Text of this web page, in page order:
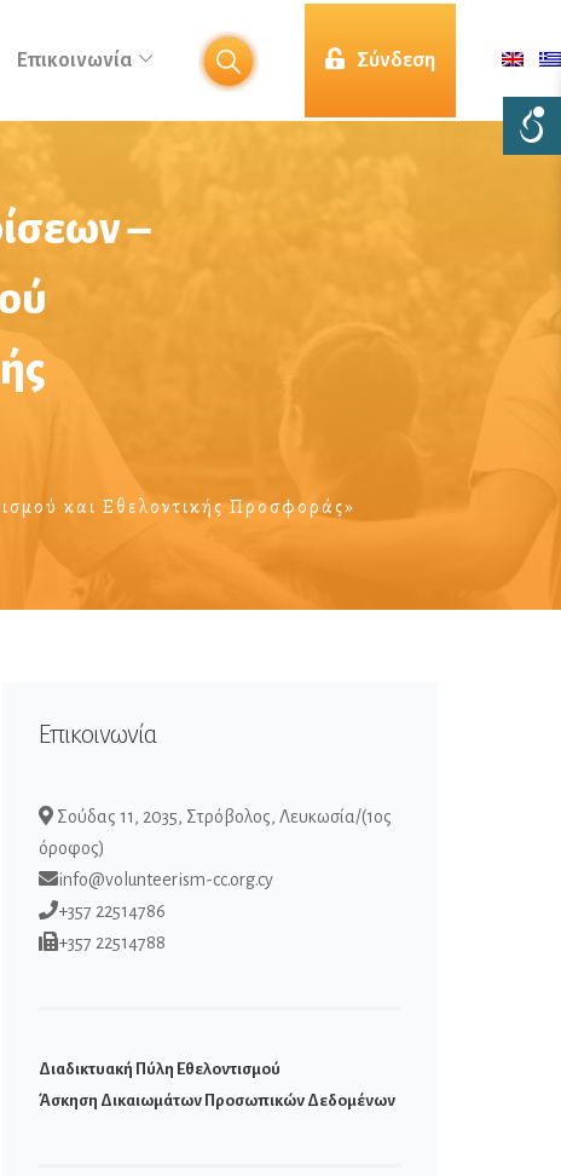
Επικοινωνία Σύνδεση
–
και Εθελοντικής Προσφοράς»
Επικοινωνία
Σούδας 11, 2035, Στρόβολος, Λευκωσία/(1ος
όροφος)
info@volunteerism-cc.org.cy
+357 22514786
+357 22514788
Διαδικτυακή Πύλη Εθελοντισμού
Άσκηση Δικαιωμάτων Προσωπικών Δεδομένων